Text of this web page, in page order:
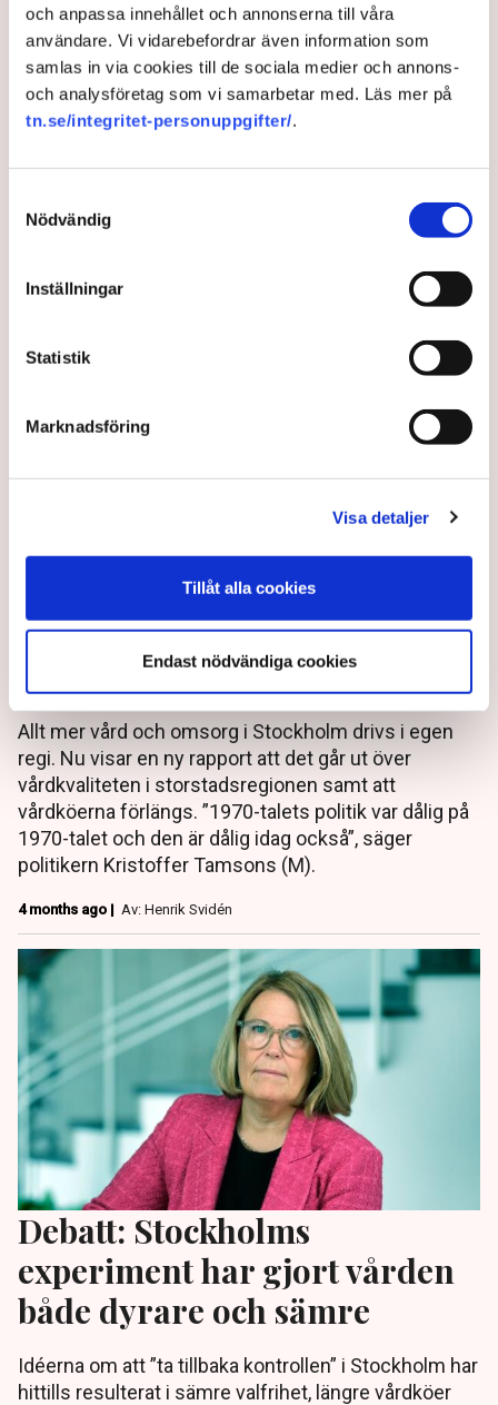
och anpassa innehållet och annonserna till våra
användare. Vi vidarebefordrar även information som
samlas in via cookies till de sociala medier och annons-
och analysföretag som vi samarbetar med. Läs mer på
tn.se/integritet-personuppgifter/.
Nödvändig
Inställningar
Statistik
Marknadsföring
Visa detaljer
Tillåt alla cookies
Endast nödvändiga cookies
Stockholms stad tillåter servering fram till 08 under
Därför har stockholmarna fått
sämre vård – ”S skyltfönster”
Allt mer vård och omsorg i Stockholm drivs i egen
regi. Nu visar en ny rapport att det går ut över
vårdkvaliteten i storstadsregionen samt att
vårdköerna förlängs. ”1970-talets politik var dålig på
1970-talet och den är dålig idag också”, säger
politikern Kristoffer Tamsons (M).
4 months ago | Av: Henrik Svidén
Debatt: Stockholms
experiment har gjort vården
både dyrare och sämre
Idéerna om att ”ta tillbaka kontrollen” i Stockholm har
hittills resulterat i sämre valfrihet, längre vårdköer